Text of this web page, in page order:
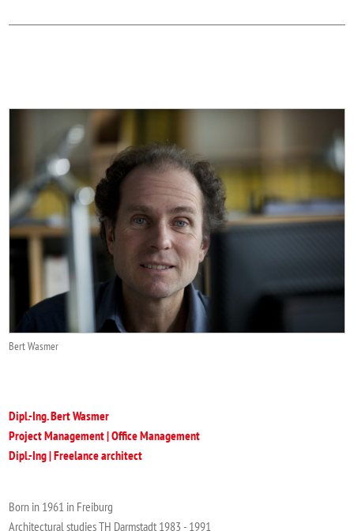
Bert Wasmer
Dipl.-Ing. Bert Wasmer
Project Management | Office Management
Dipl.-Ing | Freelance architect
Born in 1961 in Freiburg
Architectural studies TH Darmstadt 1983 - 1991